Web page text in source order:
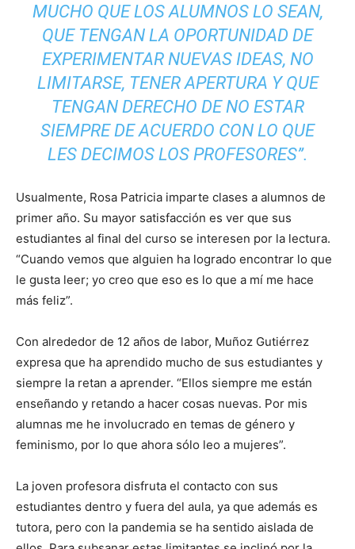
MUCHO QUE LOS ALUMNOS LO SEAN,
QUE TENGAN LA OPORTUNIDAD DE
EXPERIMENTAR NUEVAS IDEAS, NO
LIMITARSE, TENER APERTURA Y QUE
TENGAN DERECHO DE NO ESTAR
SIEMPRE DE ACUERDO CON LO QUE
LES DECIMOS LOS PROFESORES”.
Usualmente, Rosa Patricia imparte clases a alumnos de
primer año. Su mayor satisfacción es ver que sus
estudiantes al final del curso se interesen por la lectura.
“Cuando vemos que alguien ha logrado encontrar lo que
le gusta leer; yo creo que eso es lo que a mí me hace
más feliz”.
Con alrededor de 12 años de labor, Muñoz Gutiérrez
expresa que ha aprendido mucho de sus estudiantes y
siempre la retan a aprender. “Ellos siempre me están
enseñando y retando a hacer cosas nuevas. Por mis
alumnas me he involucrado en temas de género y
feminismo, por lo que ahora sólo leo a mujeres”.
La joven profesora disfruta el contacto con sus
estudiantes dentro y fuera del aula, ya que además es
tutora, pero con la pandemia se ha sentido aislada de